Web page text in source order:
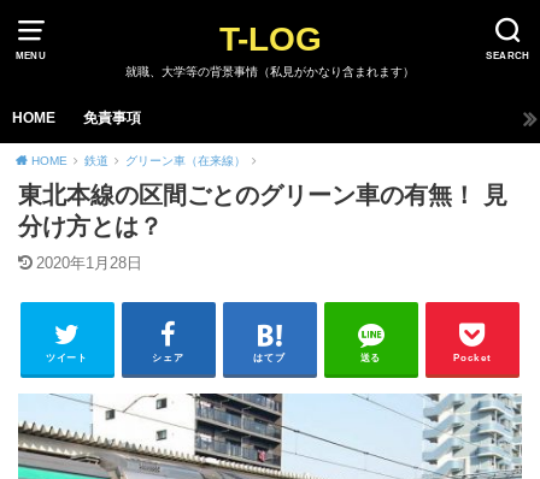
MENU SEARCH
T-LOG
就職、大学等の背景事情（私見がかなり含まれます）
HOME 免責事項
HOME 鉄道 グリーン車（在来線）
東北本線の区間ごとのグリーン車の有無！ 見
分け方とは？
2020年1月28日
ツイート シェア はてブ 送る Pocket